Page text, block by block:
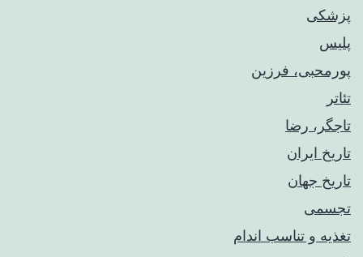
پزشکی
پلیس
پورمحبی، فرزین
تئاتر
تاجگر، رضا
تاریخ ایران
تاریخ جهان
تجسمی
تغذیه و تناسب اندام